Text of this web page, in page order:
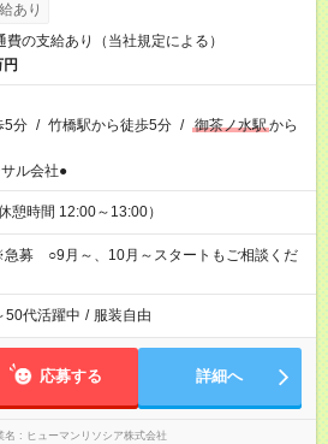
あり
費の支給あり（当社規定による）
5分 / 竹橋駅から徒歩5分 / 御茶ノ水駅から
ル会社●
憩時間 12:00～13:00）
募 ○9月～、10月～スタートもご相談くだ
50代活躍中 / 服装自由
応募する 詳細へ
名 ヒューマンリソシア株式会社